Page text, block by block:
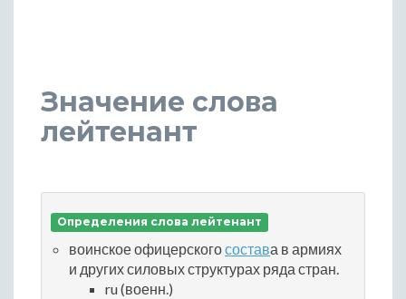
Значение слова
лейтенант
Определения слова лейтенант
воинское офицерскогосостава в армиях
и других силовых структурах ряда стран.
ru (военн.)